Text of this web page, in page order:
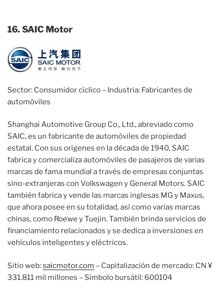
16. SAIC Motor
Sector: Consumidor cíclico – Industria: Fabricantes de
automóviles
Shanghai Automotive Group Co., Ltd., abreviado como
SAIC, es un fabricante de automóviles de propiedad
estatal. Con sus orígenes en la década de 1940, SAIC
fabrica y comercializa automóviles de pasajeros de varias
marcas de fama mundial a través de empresas conjuntas
sino-extranjeras con Volkswagen y General Motors. SAIC
también fabrica y vende las marcas inglesas MG y Maxus,
que ahora posee en su totalidad, así como varias marcas
chinas, como Roewe y Tuejin. También brinda servicios de
financiamiento relacionados y se dedica a inversiones en
vehículos inteligentes y eléctricos.
Sitio web:saicmotor.com – Capitalización de mercado: CN ¥
331.811 mil millones – Símbolo bursátil: 600104